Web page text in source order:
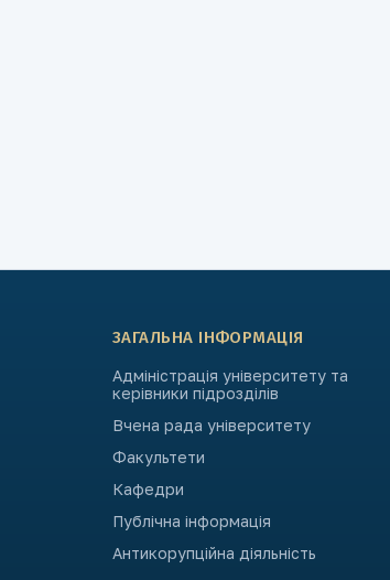
ЗАГАЛЬНА ІНФОРМАЦІЯ
Адміністрація університету та
керівники підрозділів
Вчена рада університету
Факультети
Кафедри
Публічна інформація
Антикорупційна діяльність